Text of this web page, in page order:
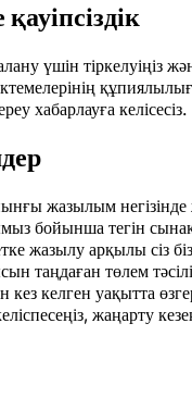
үшін тіркелуіңіз
хабарлауға келісесіз.
жазылым негізінде
бойынша тегін
жазылу арқылы сіз
таңдаған төлем
келген уақытта
жаңарту